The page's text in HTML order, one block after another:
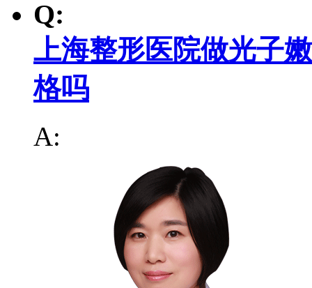
Q:
上海整形医院做光子
格吗
A: